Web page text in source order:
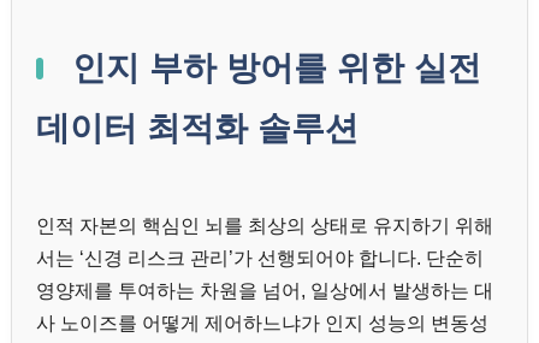
인지 부하 방어를 위한 실전
데이터 최적화 솔루션
인적 자본의 핵심인 뇌를 최상의 상태로 유지하기 위해
서는 ‘신경 리스크 관리’가 선행되어야 합니다. 단순히
영양제를 투여하는 차원을 넘어, 일상에서 발생하는 대
사 노이즈를 어떻게 제어하느냐가 인지 성능의 변동성